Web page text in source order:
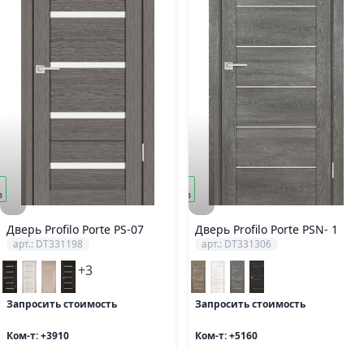
Дверь Profilo Porte PS-07
арт.: DT331198
+3
Запросить стоимость
Ком-т: +3910
Дверь Profilo Porte PSN- 1
арт.: DT331306
Запросить стоимость
Ком-т: +5160
заказ